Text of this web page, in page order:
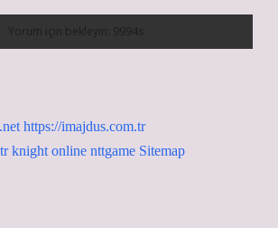
https://imajdus.com.tr
knight online nttgame Sitemap